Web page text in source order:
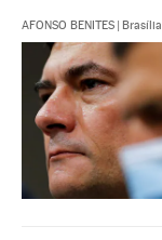
AFONSO BENITES Brasília